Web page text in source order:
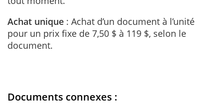
Achat unique : Achat d’un document à l’unité
pour un prix fixe de 7,50 $ à 119 $, selon le
document.
Documents connexes :